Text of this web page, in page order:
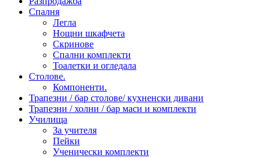
Спалня
Легла
Нощни шкафчета
Скринове
Спални комплекти
Тоалетки и огледала
Столове.
Компоненти.
Трапезни / бар столове/ кухненски дивани
Трапезни / холни / бар маси и комплекти
Училища
За учителя
Пейки
Ученически комплекти